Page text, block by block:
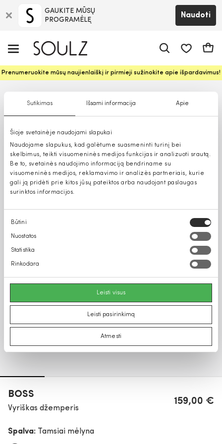
Sutikimas Išsami informacija Apie
Šioje svetainėje naudojami slapukai
Naudojame slapukus, kad galėtume suasmeninti turinį bei
skelbimus, teikti visuomeninės medijos funkcijas ir analizuoti srautą.
Be to, svetainės naudojimo informaciją bendriname su
visuomeninės medijos, reklamavimo ir analizės partneriais, kurie
gali ją pridėti prie kitos jūsų pateiktos arba naudojant paslaugas
surinktos informacijos.
Sutikimo
pasirinkimas
Būtini
Nuostatos
Statistika
Rinkodara
Leisti visus
Leisti pasirinkimą
Atmesti
GAUKITE MŪSŲ
PROGRAMĖLĘ
Naudoti
Prenumeruokite mūsų naujienlaiškį ir pirmieji sužinokite apie išpardavimus!
BOSS
Vyriškas džemperis
159,00 €
Spalva: Tamsiai mėlyna